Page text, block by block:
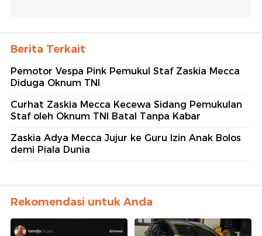
Berita Terkait
Pemotor Vespa Pink Pemukul Staf Zaskia Mecca
Diduga Oknum TNI
Curhat Zaskia Mecca Kecewa Sidang Pemukulan
Staf oleh Oknum TNI Batal Tanpa Kabar
Zaskia Adya Mecca Jujur ke Guru Izin Anak Bolos
demi Piala Dunia
Rekomendasi untuk Anda